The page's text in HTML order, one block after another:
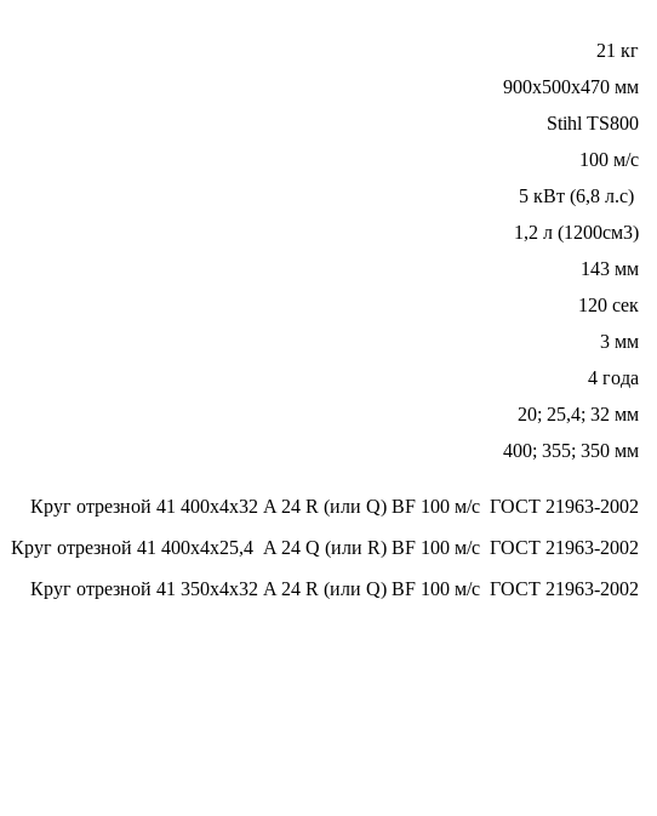
21 кг
900х500х470 мм
Stihl TS800
100 м/с
5 кВт (6,8 л.с)
1,2 л (1200см3)
143 мм
120 сек
3 мм
4 года
20; 25,4; 32 мм
400; 355; 350 мм
Круг отрезной 41 400х4х32 A 24 R (или Q) BF 100 м/с ГОСТ 21963-2002
Круг отрезной 41 400х4х25,4 A 24 Q (или R) BF 100 м/с ГОСТ 21963-2002
Круг отрезной 41 350х4х32 A 24 R (или Q) BF 100 м/с ГОСТ 21963-2002